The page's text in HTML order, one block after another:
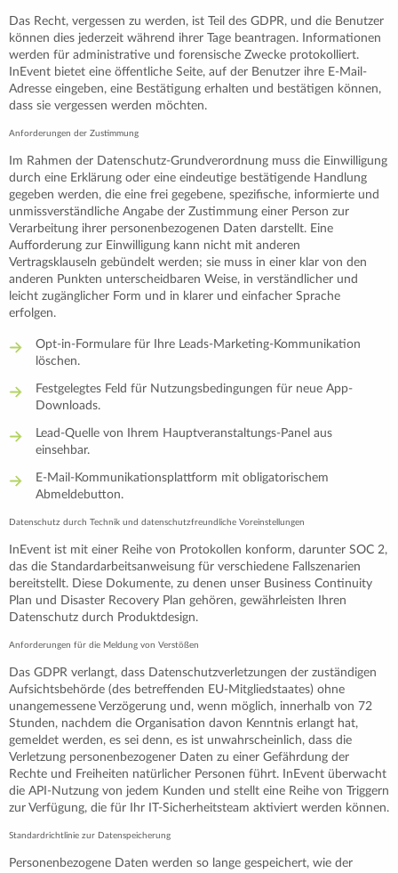
Das Recht, vergessen zu werden, ist Teil des GDPR, und die Benutzer
können dies jederzeit während ihrer Tage beantragen. Informationen
werden für administrative und forensische Zwecke protokolliert.
InEvent bietet eine öffentliche Seite, auf der Benutzer ihre E-Mail-
Adresse eingeben, eine Bestätigung erhalten und bestätigen können,
dass sie vergessen werden möchten.
Anforderungen der Zustimmung
Im Rahmen der Datenschutz-Grundverordnung muss die Einwilligung
durch eine Erklärung oder eine eindeutige bestätigende Handlung
gegeben werden, die eine frei gegebene, spezifische, informierte und
unmissverständliche Angabe der Zustimmung einer Person zur
Verarbeitung ihrer personenbezogenen Daten darstellt. Eine
Aufforderung zur Einwilligung kann nicht mit anderen
Vertragsklauseln gebündelt werden; sie muss in einer klar von den
anderen Punkten unterscheidbaren Weise, in verständlicher und
leicht zugänglicher Form und in klarer und einfacher Sprache
erfolgen.
Opt-in-Formulare für Ihre Leads-Marketing-Kommunikation
löschen.
Festgelegtes Feld für Nutzungsbedingungen für neue App-
Downloads.
Lead-Quelle von Ihrem Hauptveranstaltungs-Panel aus
einsehbar.
E-Mail-Kommunikationsplattform mit obligatorischem
Abmeldebutton.
Datenschutz durch Technik und datenschutzfreundliche Voreinstellungen
InEvent ist mit einer Reihe von Protokollen konform, darunter SOC 2,
das die Standardarbeitsanweisung für verschiedene Fallszenarien
bereitstellt. Diese Dokumente, zu denen unser Business Continuity
Plan und Disaster Recovery Plan gehören, gewährleisten Ihren
Datenschutz durch Produktdesign.
Anforderungen für die Meldung von Verstößen
Das GDPR verlangt, dass Datenschutzverletzungen der zuständigen
Aufsichtsbehörde (des betreffenden EU-Mitgliedstaates) ohne
unangemessene Verzögerung und, wenn möglich, innerhalb von 72
Stunden, nachdem die Organisation davon Kenntnis erlangt hat,
gemeldet werden, es sei denn, es ist unwahrscheinlich, dass die
Verletzung personenbezogener Daten zu einer Gefährdung der
Rechte und Freiheiten natürlicher Personen führt. InEvent überwacht
die API-Nutzung von jedem Kunden und stellt eine Reihe von Triggern
zur Verfügung, die für Ihr IT-Sicherheitsteam aktiviert werden können.
Standardrichtlinie zur Datenspeicherung
Personenbezogene Daten werden so lange gespeichert, wie der